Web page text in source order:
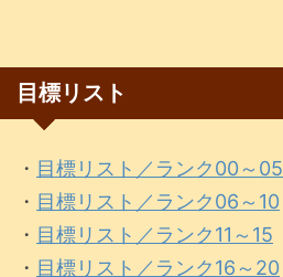
目標リスト
・ 目標リスト／ランク00～05
・ 目標リスト／ランク06～10
・ 目標リスト／ランク11～15
・ 目標リスト／ランク16～20